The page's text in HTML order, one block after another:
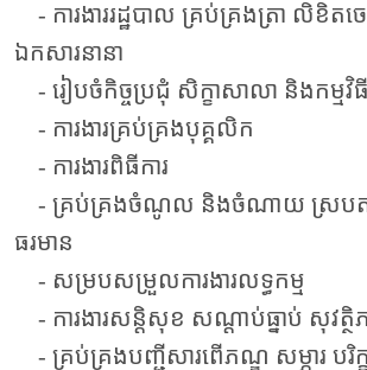
- ការងាររដ្ឋបាល គ្រប់គ្រងត្រា លិខិ
ឯកសារនានា
- រៀបចំកិច្ចប្រជុំ សិក្ខាសាលា និងកម្មវិ
- ការងារគ្រប់គ្រងបុគ្គលិក
- ការងារពិធីការ
- គ្រប់គ្រងចំណូល និងចំណាយ ស្របត
ធរមាន
- សម្របសម្រួលការងារលទ្ធកម្ម
- ការងារសន្តិសុខ សណ្តាប់ធ្នាប់ សុវត្
- គ្រប់គ្រងបញ្ជីសារពើភណ្ឌ សម្ភារ បរិក្